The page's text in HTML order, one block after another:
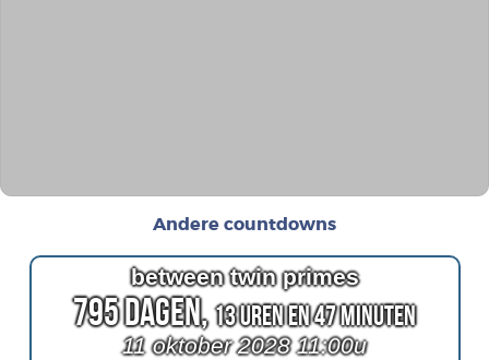
Andere countdowns
between twin primes
795 Dagen,13 Uren en 47 Minuten
11 oktober 2028 11:00u